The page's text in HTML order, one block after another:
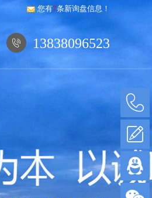
您有7条新询盘信息！
 13838096523